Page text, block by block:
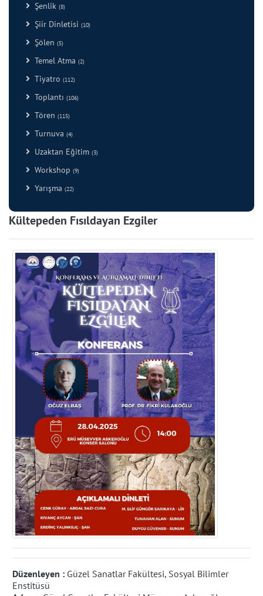
Şenlik (8)
Şiir Dinletisi (10)
Şölen (5)
Temel Atma (2)
Tiyatro (112)
Toplantı (106)
Tören (115)
Turnuva (4)
Uzaktan Eğitim (3)
Workshop (9)
Yarışma (22)
Kültepeden Fısıldayan Ezgiler
Düzenleyen : Güzel Sanatlar Fakültesi, Sosyal Bilimler
Enstitüsü